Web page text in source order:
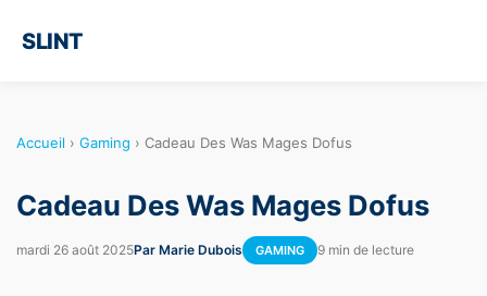
SLINT
Accueil › Gaming › Cadeau Des Was Mages Dofus
Cadeau Des Was Mages Dofus
mardi 26 août 2025Par Marie Dubois GAMING 9 min de lecture